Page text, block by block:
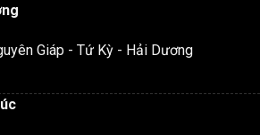
Giáp - Tứ Kỳ - Hải Dương